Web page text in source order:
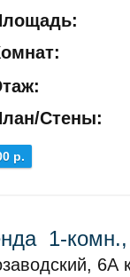
Стены:
р.
1-комн.,
6А